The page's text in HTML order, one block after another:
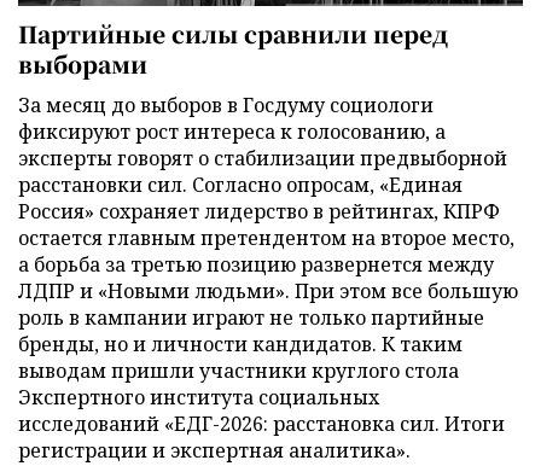
Партийные силы сравнили перед
выборами
За месяц до выборов в Госдуму социологи
фиксируют рост интереса к голосованию, а
эксперты говорят о стабилизации предвыборной
расстановки сил. Согласно опросам, «Единая
Россия» сохраняет лидерство в рейтингах, КПРФ
остается главным претендентом на второе место,
а борьба за третью позицию развернется между
ЛДПР и «Новыми людьми». При этом все большую
роль в кампании играют не только партийные
бренды, но и личности кандидатов. К таким
выводам пришли участники круглого стола
Экспертного института социальных
исследований «ЕДГ-2026: расстановка сил. Итоги
регистрации и экспертная аналитика».